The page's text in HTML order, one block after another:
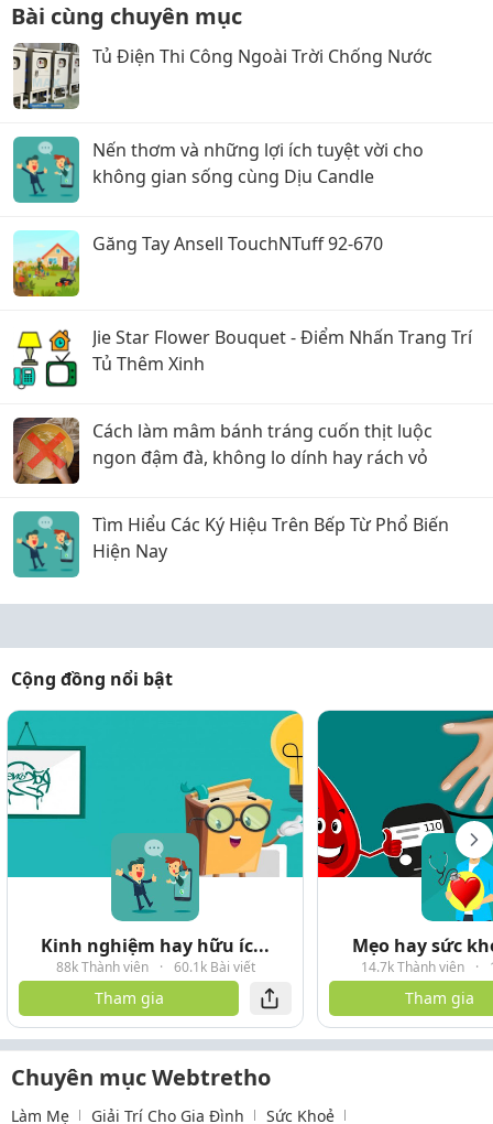
Bài cùng chuyên mục
Tủ Điện Thi Công Ngoài Trời Chống Nước
Nến thơm và những lợi ích tuyệt vời cho
không gian sống cùng Dịu Candle
Găng Tay Ansell TouchNTuff 92-670
Jie Star Flower Bouquet - Điểm Nhấn Trang Trí
Tủ Thêm Xinh
Cách làm mâm bánh tráng cuốn thịt luộc
ngon đậm đà, không lo dính hay rách vỏ
Tìm Hiểu Các Ký Hiệu Trên Bếp Từ Phổ Biến
Hiện Nay
Cộng đồng nổi bật
Kinh nghiệm hay hữu íc...
88k Thành viên · 60.1k Bài viết
Tham gia
Mẹo hay sức
14.7k Thành viên ·
Tham gia
Chuyên mục Webtretho
Làm Mẹ Giải Trí Cho Gia Đình Sức Khoẻ